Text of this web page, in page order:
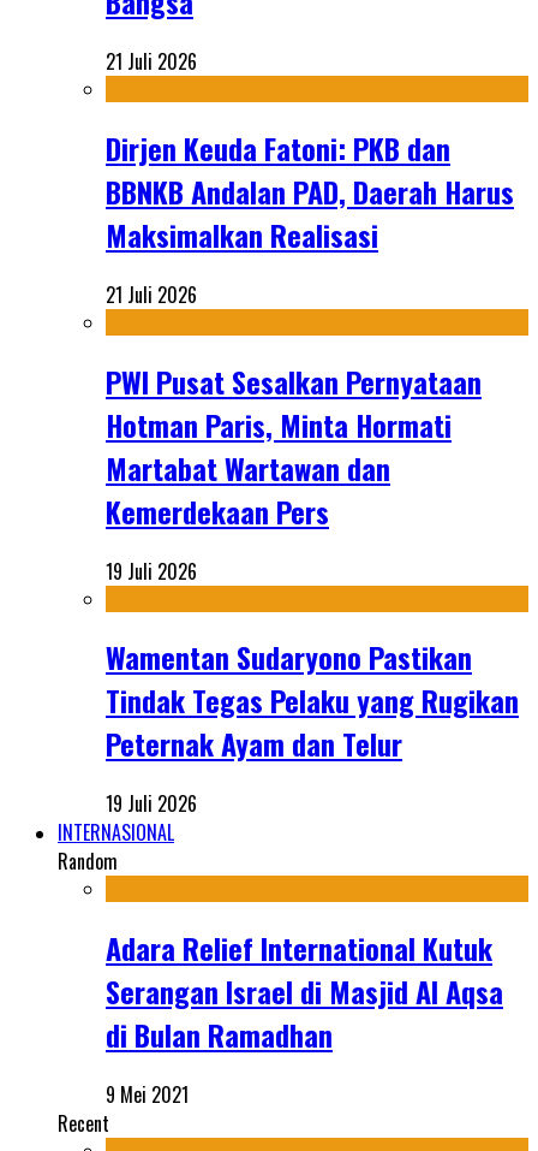
21 Juli 2026
Dirjen Keuda Fatoni: PKB dan
BBNKB Andalan PAD, Daerah Harus
Maksimalkan Realisasi
21 Juli 2026
PWI Pusat Sesalkan Pernyataan
Hotman Paris, Minta Hormati
Martabat Wartawan dan
Kemerdekaan Pers
19 Juli 2026
Wamentan Sudaryono Pastikan
Tindak Tegas Pelaku yang Rugikan
Peternak Ayam dan Telur
19 Juli 2026
INTERNASIONAL
Random
Adara Relief International Kutuk
Serangan Israel di Masjid Al Aqsa
di Bulan Ramadhan
9 Mei 2021
Recent